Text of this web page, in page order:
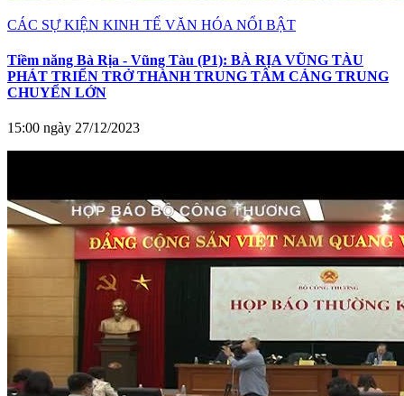
CÁC SỰ KIỆN KINH TẾ VĂN HÓA NỔI BẬT
Tiềm năng Bà Rịa - Vũng Tàu (P1): BÀ RỊA VŨNG TÀU
PHÁT TRIỂN TRỞ THÀNH TRUNG TÂM CẢNG TRUNG
CHUYỂN LỚN
15:00 ngày 27/12/2023